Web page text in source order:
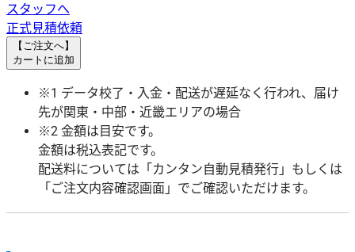
スタッフへ
正式見積依頼
【ご注文へ】
カートに追加
※1 データ校了・入金・配送が遅延なく行われ、届け
先が関東・中部・近畿エリアの場合
※2 金額は目安です。
金額は税込表記です。
配送料については「カンタン自動見積発行」もしくは
「ご注文内容確認画面」でご確認いただけます。